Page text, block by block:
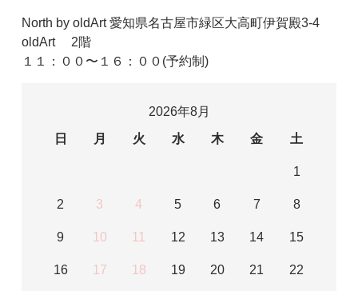
North by oldArt 愛知県名古屋市緑区大高町伊賀殿3-4
oldArt 2階
１１：００〜１６：００(予約制)
2026年8月
日
月 火 水 木 金 土
1
2 3 4 5 6 7 8
9 10 11 12 13 14 15
16 17 18 19 20 21 22